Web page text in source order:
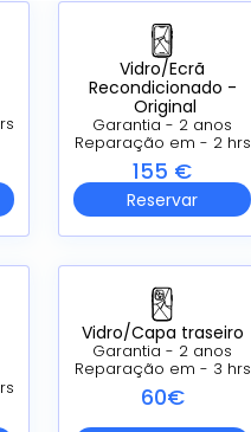
Vidro/Ecrã
Recondicionado -
Original
Garantia - 2 anos
Reparação em - 2 hrs
155 €
Reservar
Vidro/Capa traseiro
Garantia - 2 anos
Reparação em - 3 hrs
60€